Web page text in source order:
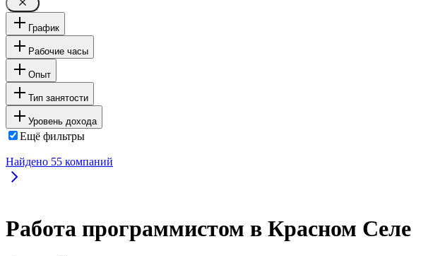
График
Рабочие часы
Опыт
Тип занятости
Уровень дохода
Ещё фильтры
Найдено 55 компаний
Работа программистом в Красном Селе